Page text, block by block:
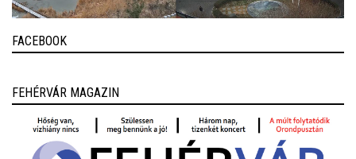
FACEBOOK
FEHÉRVÁR MAGAZIN